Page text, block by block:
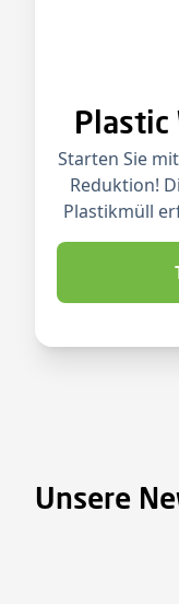
Plastic
Starten Sie
Reduktion!
Plastikmüll
Unsere